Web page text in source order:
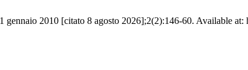
2010 [citato 8 agosto 2026];2(2):146-60. Available